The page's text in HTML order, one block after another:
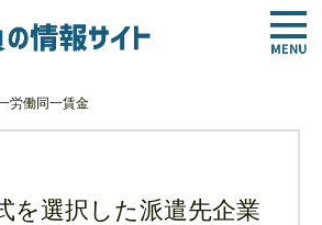
労働同一賃金
を選択した派遣先企業